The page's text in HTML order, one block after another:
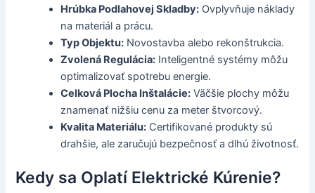
Hrúbka Podlahovej Skladby: Ovplyvňuje náklady
na materiál a prácu.
Typ Objektu: Novostavba alebo rekonštrukcia.
Zvolená Regulácia: Inteligentné systémy môžu
optimalizovať spotrebu energie.
Celková Plocha Inštalácie: Väčšie plochy môžu
znamenať nižšiu cenu za meter štvorcový.
Kvalita Materiálu: Certifikované produkty sú
drahšie, ale zaručujú bezpečnosť a dlhú životnosť.
Kedy sa Oplatí Elektrické Kúrenie?